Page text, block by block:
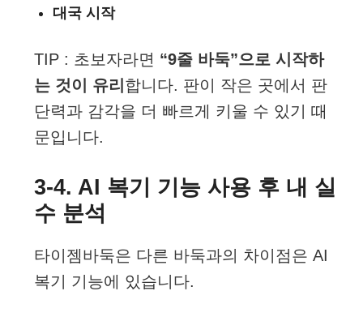
대국 시작
TIP : 초보자라면 “9줄 바둑”으로 시작하
는 것이 유리 합니다. 판이 작은 곳에서 판
단력과 감각을 더 빠르게 키울 수 있기 때
문입니다.
3-4. AI 복기 기능 사용 후 내 실
수 분석
타이젬바둑은 다른 바둑과의 차이점은 AI
복기 기능에 있습니다.